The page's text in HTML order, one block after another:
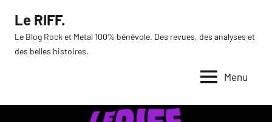
contenu
Le RIFF.
Le Blog Rock et Metal 100% bénévole. Des revues, des analyses et
des belles histoires.
Menu